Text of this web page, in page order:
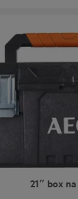
21″ box